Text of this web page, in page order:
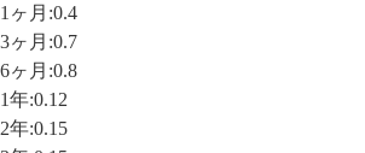
1ヶ月:0.4
3ヶ月:0.7
6ヶ月:0.8
1年:0.12
2年:0.15